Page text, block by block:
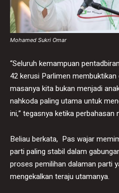
Mohamed Sukri Omar
​“Seluruh kemampuan
42 kerusi Parlimen membuktikan
masanya kita bukan menjadi
nahkoda paling utama untuk
ini,” tegasnya ketika
​Beliau berkata, Pas wajar
parti paling stabil dalam
proses pemilihan dalaman parti
mengekalkan teraju utamanya.